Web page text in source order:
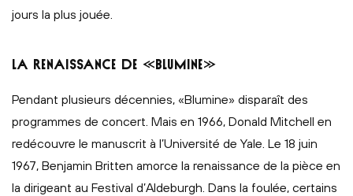
jours la plus jouée.
LA RENAISSANCE DE «BLUMINE»
Pendant plusieurs décennies, «Blumine» disparaît des
programmes de concert. Mais en 1966, Donald Mitchell en
redécouvre le manuscrit à l’Université de Yale. Le 18 juin
1967, Benjamin Britten amorce la renaissance de la pièce en
la dirigeant au Festival d’Aldeburgh. Dans la foulée, certains